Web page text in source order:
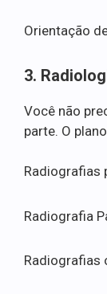
Orientação
3.
Você não
parte. O
Radiografias
Radiografia
Radiografias